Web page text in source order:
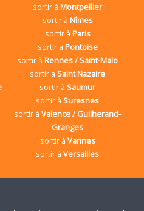
sortir àMontpellier
sortir à Nîmes
sortir à Paris
sortir à Pontoise
sortir àRennes / Saint-Malo
sortir àSaint Nazaire
sortir àSaumur
sortir àSuresnes
sortir àValence / Guilherand-
Granges
sortir à Vannes
sortir àVersailles